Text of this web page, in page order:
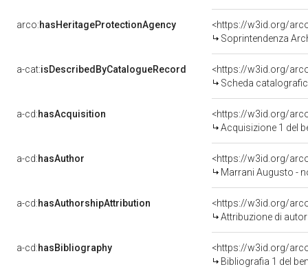
arco:hasHeritageProtectionAgency
<https://w3id.org/
Soprintendenza
a-cat:isDescribedByCatalogueRecord
<https://w3id.org/
Scheda
a-cd:hasAcquisition
<https://w3id.org/
Acquisizione 1 del
a-cd:hasAuthor
<https://w3id.org/
Marrani Augusto -
a-cd:hasAuthorshipAttribution
<https://w3id.org/
Attribuzione di
a-cd:hasBibliography
<https://w3id.org/
Bibliografia 1 del